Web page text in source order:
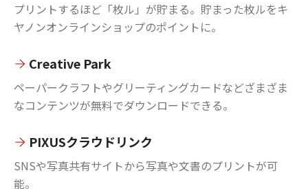
プリントするほど「枚ル」が貯まる。貯まった枚ルをキ
ヤノンオンラインショップのポイントに。
Creative Park
ペーパークラフトやグリーティングカードなどざまざま
なコンテンツが無料でダウンロードできる。
PIXUSクラウドリンク
SNSや写真共有サイトから写真や文書のプリントが可
能。